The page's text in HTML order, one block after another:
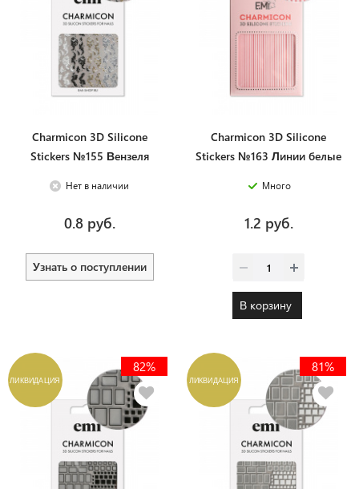
Charmicon 3D Silicone
Stickers №155 Вензеля
Нет в наличии
0.8 руб.
Узнать о поступлении
Charmicon 3D Silicone
Stickers №163 Линии белые
Много
1.2 руб.
В корзину
ЛИКВИДАЦИЯ
82%
ЛИКВИДАЦИЯ
81%